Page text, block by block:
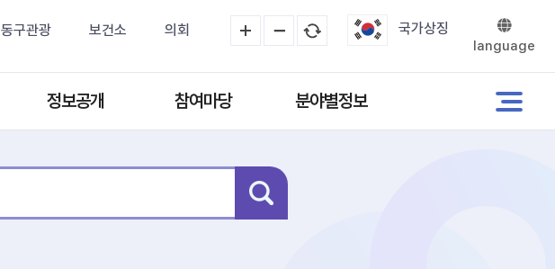
동구관광 보건소 의회 국가상징
language
정보공개 참여마당 분야별정보